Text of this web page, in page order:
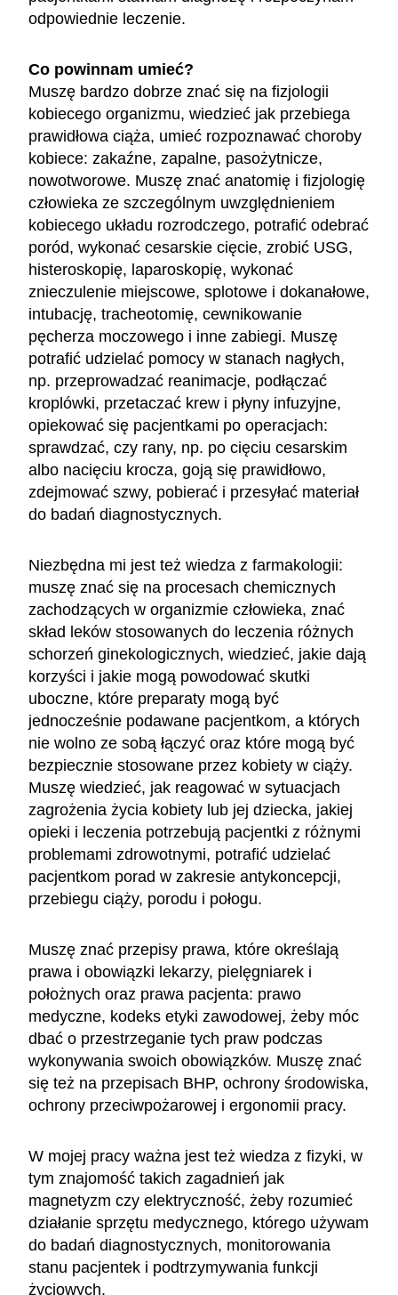
odpowiednie leczenie.
Co powinnam umieć?
Muszę bardzo dobrze znać się na fizjologii
kobiecego organizmu, wiedzieć jak przebiega
prawidłowa ciąża, umieć rozpoznawać choroby
kobiece: zakaźne, zapalne, pasożytnicze,
nowotworowe. Muszę znać anatomię i fizjologię
człowieka ze szczególnym uwzględnieniem
kobiecego układu rozrodczego, potrafić odebrać
poród, wykonać cesarskie cięcie, zrobić USG,
histeroskopię, laparoskopię, wykonać
znieczulenie miejscowe, splotowe i dokanałowe,
intubację, tracheotomię, cewnikowanie
pęcherza moczowego i inne zabiegi. Muszę
potrafić udzielać pomocy w stanach nagłych,
np. przeprowadzać reanimacje, podłączać
kroplówki, przetaczać krew i płyny infuzyjne,
opiekować się pacjentkami po operacjach:
sprawdzać, czy rany, np. po cięciu cesarskim
albo nacięciu krocza, goją się prawidłowo,
zdejmować szwy, pobierać i przesyłać materiał
do badań diagnostycznych.
Niezbędna mi jest też wiedza z farmakologii:
muszę znać się na procesach chemicznych
zachodzących w organizmie człowieka, znać
skład leków stosowanych do leczenia różnych
schorzeń ginekologicznych, wiedzieć, jakie dają
korzyści i jakie mogą powodować skutki
uboczne, które preparaty mogą być
jednocześnie podawane pacjentkom, a których
nie wolno ze sobą łączyć oraz które mogą być
bezpiecznie stosowane przez kobiety w ciąży.
Muszę wiedzieć, jak reagować w sytuacjach
zagrożenia życia kobiety lub jej dziecka, jakiej
opieki i leczenia potrzebują pacjentki z różnymi
problemami zdrowotnymi, potrafić udzielać
pacjentkom porad w zakresie antykoncepcji,
przebiegu ciąży, porodu i połogu.
Muszę znać przepisy prawa, które określają
prawa i obowiązki lekarzy, pielęgniarek i
położnych oraz prawa pacjenta: prawo
medyczne, kodeks etyki zawodowej, żeby móc
dbać o przestrzeganie tych praw podczas
wykonywania swoich obowiązków. Muszę znać
się też na przepisach BHP, ochrony środowiska,
ochrony przeciwpożarowej i ergonomii pracy.
W mojej pracy ważna jest też wiedza z fizyki, w
tym znajomość takich zagadnień jak
magnetyzm czy elektryczność, żeby rozumieć
działanie sprzętu medycznego, którego używam
do badań diagnostycznych, monitorowania
stanu pacjentek i podtrzymywania funkcji
życiowych.